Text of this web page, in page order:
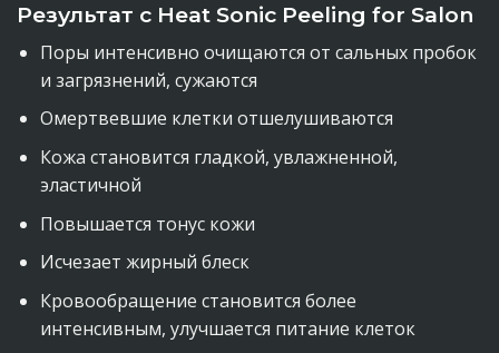
Результат с Heat Sonic Peeling for Salon
Поры интенсивно очищаются от сальных пробок
и загрязнений, сужаются
Омертвевшие клетки отшелушиваются
Кожа становится гладкой, увлажненной,
эластичной
Повышается тонус кожи
Исчезает жирный блеск
Кровообращение становится более
интенсивным, улучшается питание клеток